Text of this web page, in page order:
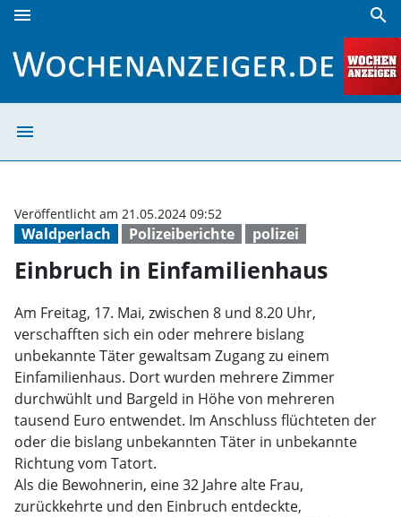
menu search
menu
Waldperlach Polizeiberichte polizei
Veröffentlicht am 21.05.2024 09:52
Einbruch in Einfamilienhaus
Am Freitag, 17. Mai, zwischen 8 und 8.20 Uhr,
verschafften sich ein oder mehrere bislang
unbekannte Täter gewaltsam Zugang zu einem
Einfamilienhaus. Dort wurden mehrere Zimmer
durchwühlt und Bargeld in Höhe von mehreren
tausend Euro entwendet. Im Anschluss flüchteten der
oder die bislang unbekannten Täter in unbekannte
Richtung vom Tatort.
Als die Bewohnerin, eine 32 Jahre alte Frau,
zurückkehrte und den Einbruch entdeckte,